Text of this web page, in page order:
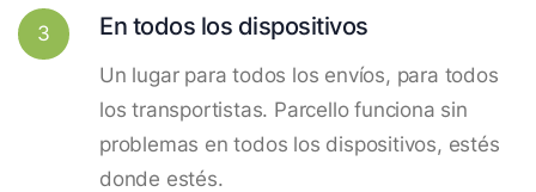
3 En todos los dispositivos
Un lugar para todos los envíos, para todos
los transportistas. Parcello funciona sin
problemas en todos los dispositivos, estés
donde estés.